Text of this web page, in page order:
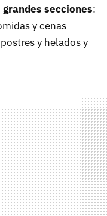
secciones:
y cenas
y helados y